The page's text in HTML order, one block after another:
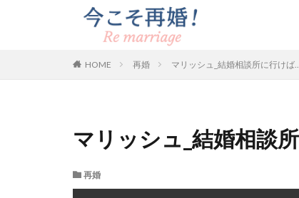
HOME 再婚 マリッシュ_結婚相談所に行けば…
マリッシュ_結婚相談
再婚